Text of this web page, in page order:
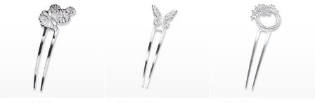
何度でも使いたくなる、高機能な素材を選び抜きました。
「板金職人」がひとつひとつ心を込めて◎